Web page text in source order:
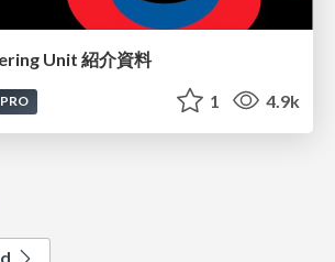
Unit 紹介資料
PRO 1 4.9k